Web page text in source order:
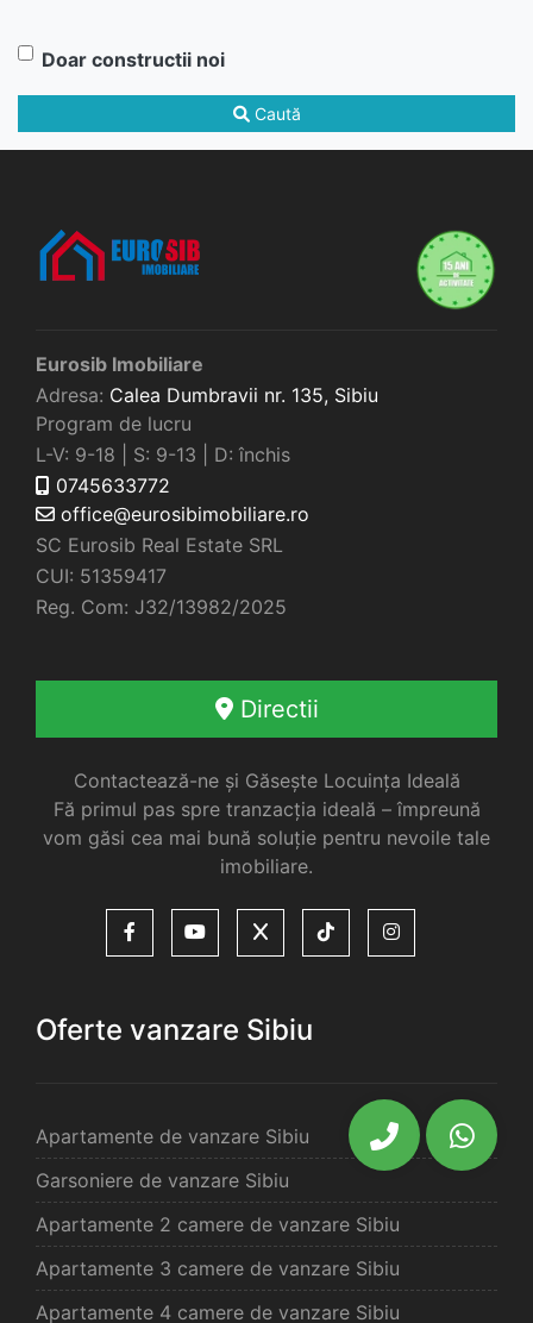
Doar constructii noi
Caută
Eurosib Imobiliare
Adresa: Calea Dumbravii nr. 135, Sibiu
Program de lucru
L-V: 9-18 | S: 9-13 | D: închis
0745633772
office@eurosibimobiliare.ro
SC Eurosib Real Estate SRL
CUI: 51359417
Reg. Com: J32/13982/2025
Directii
Contactează-ne și Găsește Locuința Ideală
Fă primul pas spre tranzacția ideală – împreună
vom găsi cea mai bună soluție pentru nevoile tale
imobiliare.
Oferte vanzare Sibiu
Apartamente de vanzare Sibiu
Garsoniere de vanzare Sibiu
Apartamente 2 camere de vanzare Sibiu
Apartamente 3 camere de vanzare Sibiu
Apartamente 4 camere de vanzare Sibiu